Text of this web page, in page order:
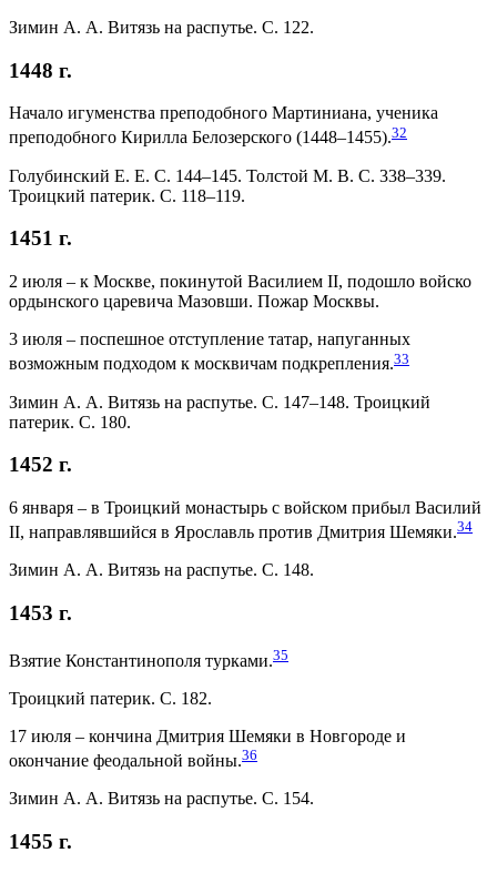
Зимин А. А. Витязь на распутье. С. 122.
1448 г.
Начало игуменства преподобного Мартиниана, ученика
преподобного Кирилла Белозерского (1448–1455).32
Голубинский Е. Е. С. 144–145. Толстой М. В. C. 338–339.
Троицкий патерик. С. 118–119.
1451 г.
2 июля – к Москве, покинутой Василием II, подошло войско
ордынского царевича Мазовши. Пожар Москвы.
3 июля – поспешное отступление татар, напуганных
возможным подходом к москвичам подкрепления.33
Зимин А. А. Витязь на распутье. С. 147–148. Троицкий
патерик. С. 180.
1452 г.
6 января – в Троицкий монастырь с войском прибыл Василий
II, направлявшийся в Ярославль против Дмитрия Шемяки.34
Зимин А. А. Витязь на распутье. С. 148.
1453 г.
Взятие Константинополя турками.35
Троицкий патерик. С. 182.
17 июля – кончина Дмитрия Шемяки в Новгороде и
окончание феодальной войны.36
Зимин А. А. Витязь на распутье. С. 154.
1455 г.